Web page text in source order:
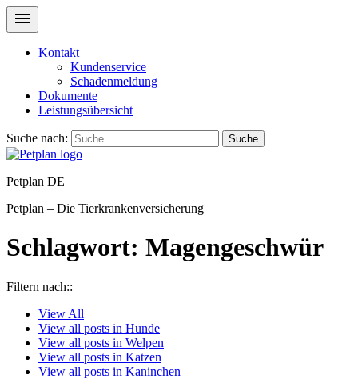
Kontakt
Kundenservice
Schadenmeldung
Dokumente
Leistungsübersicht
Suche nach: Suche
Petplan DE
Petplan – Die Tierkrankenversicherung
Schlagwort: Magengeschwür
Filtern nach::
View All
View all posts in Hunde
View all posts in Welpen
View all posts in Katzen
View all posts in Kaninchen